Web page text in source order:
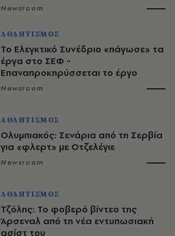
Newsroom
ΑΘΛΗΤΙΣΜΟΣ
Το Ελεγκτικό Συνέδριο «πάγωσε» τα
έργα στο ΣΕΦ -
Επαναπροκηρύσσεται το έργο
Newsroom
ΑΘΛΗΤΙΣΜΟΣ
Ολυμπιακός: Σενάρια από τη Σερβία
για «φλερτ» με Οτζελέγιε
Newsroom
ΑΘΛΗΤΙΣΜΟΣ
Τζόλης: Το φοβερό βίντεο της
Άρσεναλ από τη νέα εντυπωσιακή
ασίστ του